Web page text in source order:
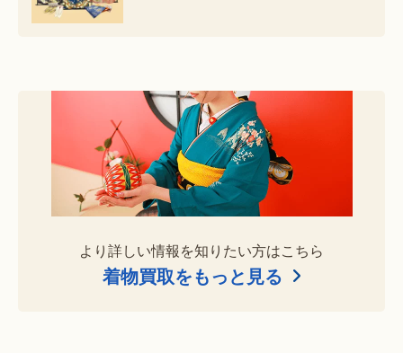
より詳しい情報を知りたい方はこちら
着物買取をもっと見る